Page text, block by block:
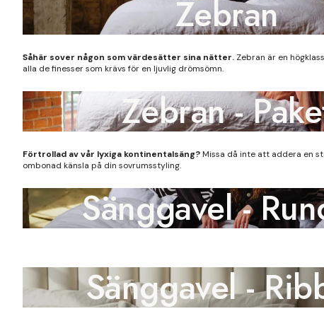
Zebran
Såhär sover någon som värdesätter sina nätter. Zebran är en
alla de finesser som krävs för en ljuvlig drömsömn.
Zebran -
Förtrollad av vår lyxiga kontinentalsäng?Missa då inte att addera en
ombonad känsla på din sovrumsstyling.
Sänggavel -
Sänggavel -